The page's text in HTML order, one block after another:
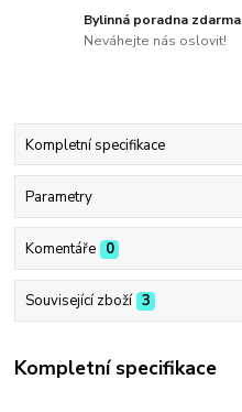
Bylinná poradna zdarma
Neváhejte nás oslovit!
Kompletní specifikace
Parametry
Komentáře 0
Související zboží 3
Kompletní specifikace